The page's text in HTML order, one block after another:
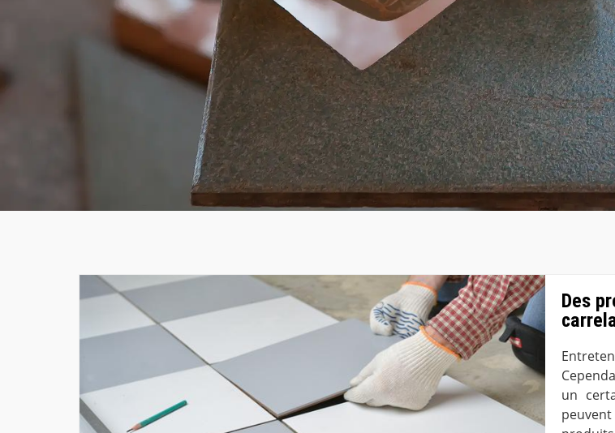
Des
un
peuvent